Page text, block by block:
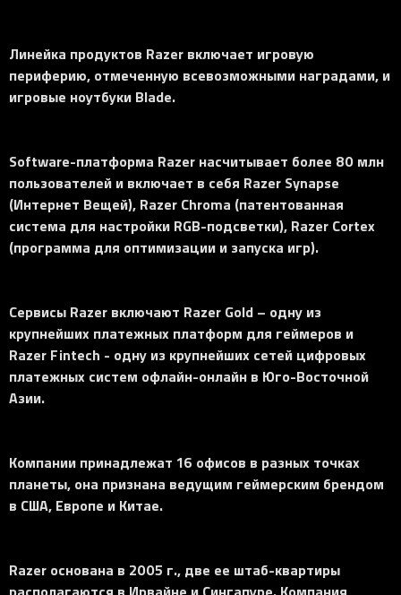
Линейка продуктов Razer включает игровую
периферию, отмеченную всевозможными наградами, и
игровые ноутбуки Blade.
Software-платформа Razer насчитывает более 80 млн
пользователей и включает в себя Razer Synapse
(Интернет Вещей), Razer Chroma (патентованная
система для настройки RGB-подсветки), Razer Cortex
(программа для оптимизации и запуска игр).
Сервисы Razer включают Razer Gold – одну из
крупнейших платежных платформ для геймеров и
Razer Fintech - одну из крупнейших сетей цифровых
платежных систем офлайн-онлайн в Юго-Восточной
Азии.
Компании принадлежат 16 офисов в разных точках
планеты, она признана ведущим геймерским брендом
в США, Европе и Китае.
Razer основана в 2005 г., две ее штаб-квартиры
располагаются в Ирвайне и Сингапуре. Компания